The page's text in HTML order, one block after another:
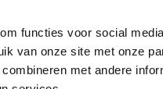
functies voor social
van onze site met onze
met andere